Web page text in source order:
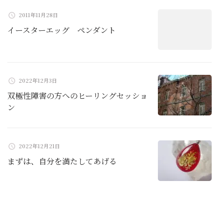
ョ
ン
2011年11月28日
イースターエッグ ペンダント
2022年12月3日
双極性障害の方へのヒーリングセッショ
ン
2022年12月21日
まずは、自分を満たしてあげる